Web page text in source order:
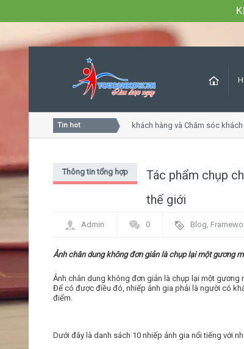
Tin hot
Khóa học Tư duy dịch vụ khách hàng và Chăm sóc khách
Tác phẩm chụp
thế giới
Thông tin tổng hợp
Admin 0 Blog,
Ảnh chân dung không đơn giản là chụp lại một gương
Ảnh chân dung không đơn giản là chụp lại một
Để có được điều đó, nhiếp ảnh gia phải là người có
điểm.
Dưới đây là danh sách 10 nhiếp ảnh gia nổi tiếng với